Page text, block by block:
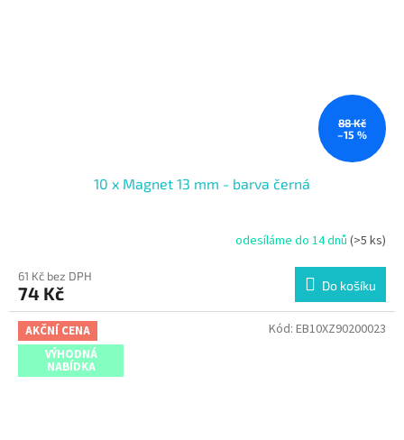
88 Kč
–15 %
10 x Magnet 13 mm - barva černá
odesíláme do 14 dnů (>5 ks)
61 Kč bez DPH
74 Kč Do košíku
AKČNÍ CENA
VÝHODNÁ
NABÍDKA
Kód: EB10XZ90200023